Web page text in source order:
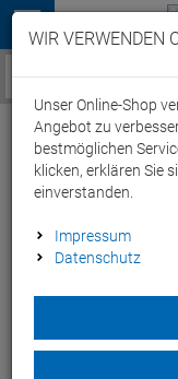
Menü
Speedo
black/smoke -
Bauen Sie sich mit
individuelle
WIR VERWENDEN
Unser Online-Shop
Angebot zu
bestmöglichen
klicken, erklären Sie
einverstanden.
Impressum
Datenschutz